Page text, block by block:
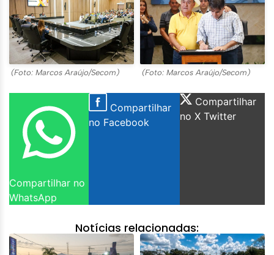
(Foto: Marcos Araújo/Secom) (Foto: Marcos Araújo/Secom)
Compartilhar no
WhatsApp
Compartilhar
no Facebook
Compartilhar
no X Twitter
Notícias relacionadas: